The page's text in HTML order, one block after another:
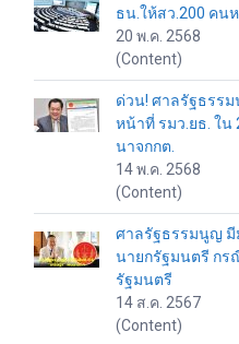
ธน.ให้สว.200 คน
20 พ.ค. 2568
(Content)
ด่วน! ศาลรัฐธรร
หน้าที่ รมว.ยธ. ใน
นาจกกต.
14 พ.ค. 2568
(Content)
ศาลรัฐธรรมนูญ มี
นายกรัฐมนตรี กร
รัฐมนตรี
14 ส.ค. 2567
(Content)